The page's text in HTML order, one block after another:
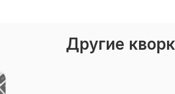
Другие